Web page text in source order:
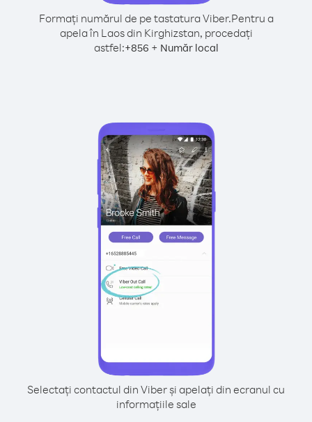
Formați numărul de pe tastatura Viber.Pentru a
apela în Laos din Kirghizstan, procedați
astfel:+856 + Număr local
Selectați contactul din Viber și apelați din ecranul cu
informațiile sale